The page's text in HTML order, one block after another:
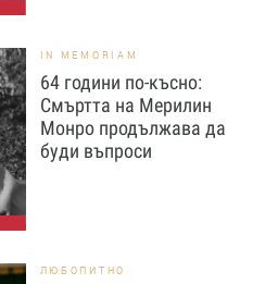
IN MEMORIAM
64 години по-късно:
Смъртта на Мерилин
Монро продължава да
буди въпроси
ЛЮБОПИТНО